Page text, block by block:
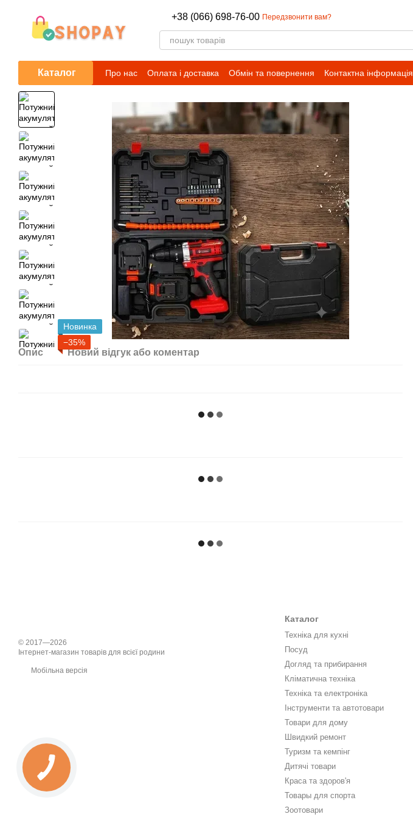
+38 (066) 698-76-00 Передзвонити вам?
Каталог Про нас Оплата і доставка Обмін та повернення Контактна інформація
Новинка
−35%
Опис Новий відгук або коментар
© 2017—2026
Інтернет-магазин товарів для всієї родини
Мобільна версія
Каталог
Техніка для кухні
Посуд
Догляд та прибирання
Кліматична техніка
Техніка та електроніка
Інструменти та автотовари
Товари для дому
Швидкий ремонт
Туризм та кемпінг
Дитячі товари
Краса та здоров'я
Товары для спорта
Зоотовари